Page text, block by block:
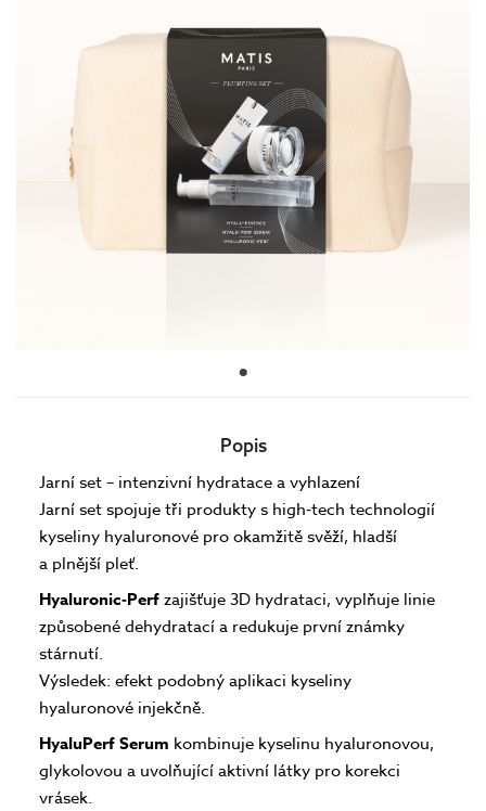
Popis
Jarní set – intenzivní hydratace a vyhlazení
Jarní set spojuje tři produkty s high‑tech technologií
kyseliny hyaluronové pro okamžitě svěží, hladší
a plnější pleť.
Hyaluronic‑Perfzajišťuje 3D hydrataci, vyplňuje linie
způsobené dehydratací a redukuje první známky
stárnutí.
Výsledek: efekt podobný aplikaci kyseliny
hyaluronové injekčně.
HyaluPerf Serum kombinuje kyselinu hyaluronovou,
glykolovou a uvolňující aktivní látky pro korekci
vrásek.